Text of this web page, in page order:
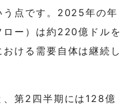
う点です。2025年の年
ー）は約220億ドルを
ける需要自体は継続し
、第2四半期には128億